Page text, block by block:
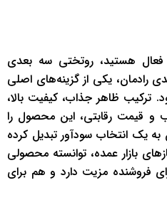
فعال هستید، روتختی سه بعدی
رادمان، یکی از گزینه‌های اصلی
ترکیب ظاهر جذاب، کیفیت بالا،
و قیمت رقابتی، این محصول را
یک انتخاب سودآور تبدیل کرده
بازار عمده، توانسته محصولی
فروشنده مزیت دارد و هم برای